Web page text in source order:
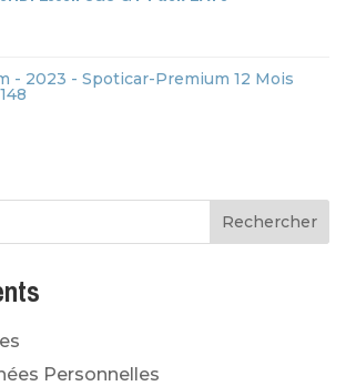
- 2023 - Spoticar-Premium 12 Mois
Personnelles